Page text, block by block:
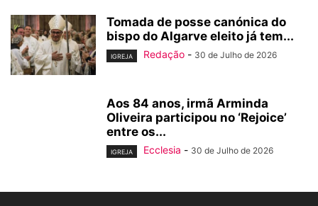
Tomada de posse canónica do
bispo do Algarve eleito já tem...
IGREJA Redação - 30 de Julho de 2026
Aos 84 anos, irmã Arminda
Oliveira participou no ‘Rejoice’
entre os...
IGREJA Ecclesia - 30 de Julho de 2026